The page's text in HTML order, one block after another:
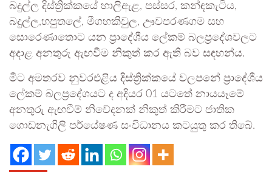
බදුල්ල දිස්ත්‍රික්කයේ හාලිඇළ, පස්සර, කන්ඳකැටිය,
බදුල්ල,හපුතලේ, මීගහකිවුල, ඌවපරණගම සහ
සොරෙණාතොට යන ප්‍රාදේශීය ලේකම් බලප්‍රදේශවලට
අදාළ අනතුරු ඇඟවීම නිකුත් කර ඇති බව සඳහන්ය.
මීට අමතරව නුවරඑළිය දිස්ත්‍රික්කයේ වලපනේ ප්‍රාදේශීය
ලේකම් බලප්‍රදේශයට ද අදියර 01 යටතේ නායයෑමේ
අනතුරු ඇඟවීම් නිවේදනක් නිකුත් කිරීමට ජාතික
ගොඩනැගිලි පර්යේෂණ සංවිධානය කටයුතු කර තිබේ.